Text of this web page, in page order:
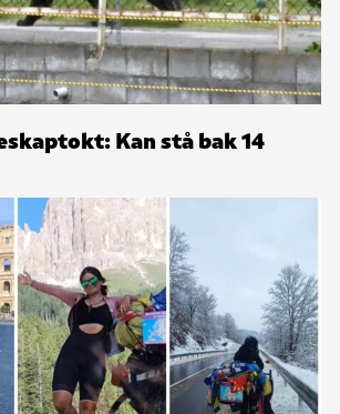
Kan stå bak 14